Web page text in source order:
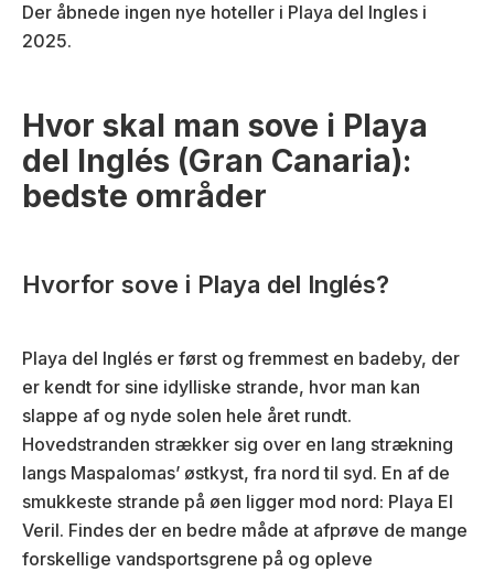
Der åbnede ingen nye hoteller i Playa del Ingles i
2025.
Hvor skal man sove i Playa
del Inglés (Gran Canaria):
bedste områder
Hvorfor sove i Playa del Inglés?
Playa del Inglés er først og fremmest en badeby, der
er kendt for sine idylliske strande, hvor man kan
slappe af og nyde solen hele året rundt.
Hovedstranden strækker sig over en lang strækning
langs Maspalomas’ østkyst, fra nord til syd. En af de
smukkeste strande på øen ligger mod nord: Playa El
Veril. Findes der en bedre måde at afprøve de mange
forskellige vandsportsgrene på og opleve